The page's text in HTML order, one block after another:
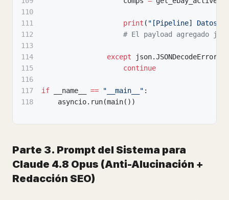
110
111
print ( "[Pipeline] Datos
112
# El payload agregado
113
114
except json.JSONDecodeError
115
continue
116
117
if __name__ == "__main__" :
118
    asyncio
. run(main( ) )
Parte 3. Prompt del Sistema para
Claude 4.8 Opus (Anti-Alucinación +
Redacción SEO)